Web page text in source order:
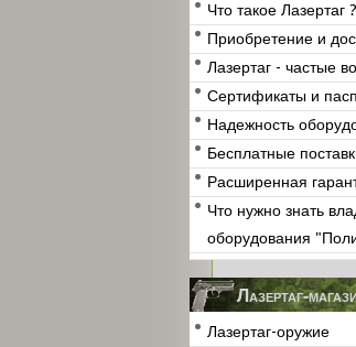
Что такое Лазертаг ?
Приобретение и
Лазертаг - частые
Сертификаты и
Надежность
Бесплатные
Расширенная
Что нужно знать
оборудования
Лазертаг-
Лазертаг-оружие